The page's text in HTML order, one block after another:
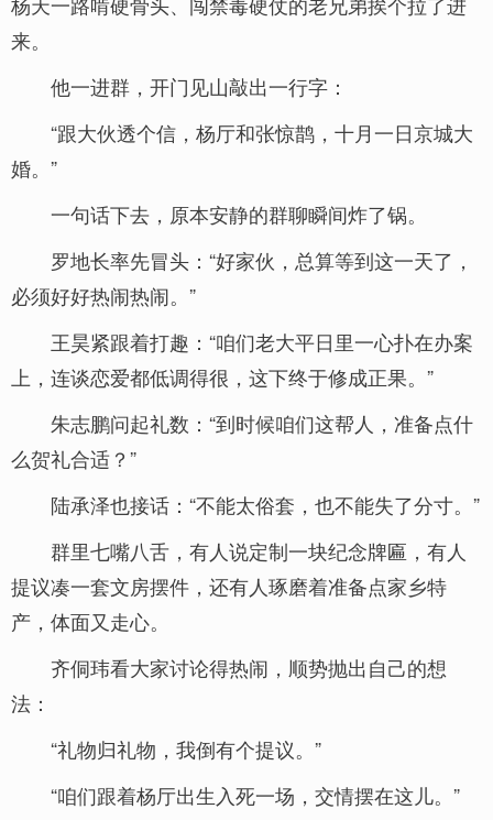
来。
他一进群，开门见山敲出一行字：
“跟大伙透个信，杨厅和张惊鹊，十月一日京城大
婚。”
一句话下去，原本安静的群聊瞬间炸了锅。
罗地长率先冒头：“好家伙，总算等到这一天了，
必须好好热闹热闹。”
王昊紧跟着打趣：“咱们老大平日里一心扑在办案
上，连谈恋爱都低调得很，这下终于修成正果。”
朱志鹏问起礼数：“到时候咱们这帮人，准备点什
么贺礼合适？”
陆承泽也接话：“不能太俗套，也不能失了分寸。”
群里七嘴八舌，有人说定制一块纪念牌匾，有人
提议凑一套文房摆件，还有人琢磨着准备点家乡特
产，体面又走心。
齐侗玮看大家讨论得热闹，顺势抛出自己的想
法：
“礼物归礼物，我倒有个提议。”
“咱们跟着杨厅出生入死一场，交情摆在这儿。”